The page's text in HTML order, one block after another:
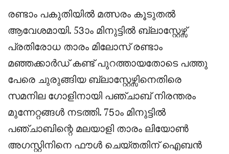
രണ്ടാം പകുതിയിൽ മത്സരം കൂടുതൽ
ആവേശമായി. 53ാം മിനുട്ടിൽ ബ്ലാസ്റ്റേഴ്സ്
പ്രതിരോധ താരം മിലോസ് രണ്ടാം
മഞ്ഞക്കാർഡ് കണ്ട് പുറത്തായതോടെ പത്തു
പേരെ ചുരുങ്ങിയ ബ്ലാസ്റ്റേഴ്സിനെതിരെ
സമനില ഗോളിനായി പഞ്ചാബ് നിരന്തരം
മുന്നേറ്റങ്ങൾ നടത്തി. 75ാം മിനുട്ടിൽ
പഞ്ചാബിന്റെ മലയാളി താരം ലിയോൺ
അഗസ്റ്റിനിനെ ഫൗൾ ചെയ്തതിന് ഐബൻ